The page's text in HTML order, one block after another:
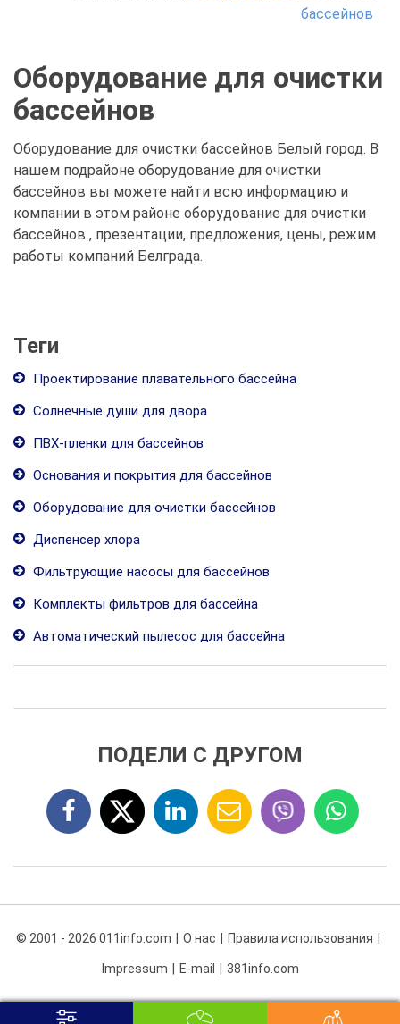
бассейнов
Оборудование для очистки
бассейнов
Оборудование для очистки бассейнов Белый город. В
нашем подрайоне оборудование для очистки
бассейнов вы можете найти всю информацию и
компании в этом районе оборудование для очистки
бассейнов , презентации, предложения, цены, режим
работы компаний Белграда.
Теги
Проектирование плавательного бассейна
Солнечные души для двора
ПВХ-пленки для бассейнов
Основания и покрытия для бассейнов
Оборудование для очистки бассейнов
Диспенсер хлора
Фильтрующие насосы для бассейнов
Комплекты фильтров для бассейна
Автоматический пылесос для бассейна
ПОДЕЛИ С ДРУГОМ
© 2001 - 2026 011info.com О нас Правила использования
Impressum E-mail 381info.com